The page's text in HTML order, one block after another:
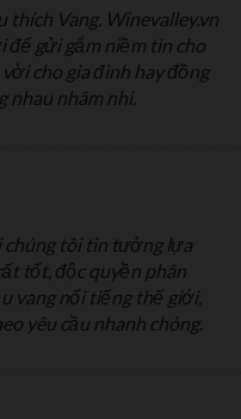
thích Vang. Winevalley.vn
để gửi gắm niềm tin cho
cho gia đình hay đồng
nhau nhâm nhi.
chúng tôi tin tưởng lựa
tốt, độc quyền phân
vang nổi tiếng thế giới,
yêu cầu nhanh chóng.